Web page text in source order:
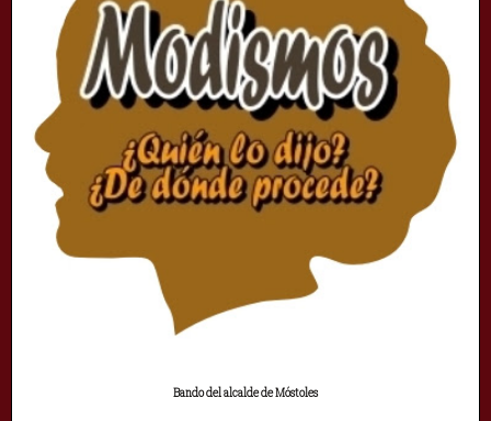
Bando del alcalde de Móstoles